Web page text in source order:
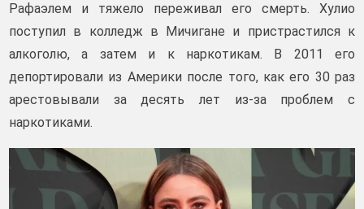
Рафаэлем и тяжело переживал его смерть. Хулио
поступил в колледж в Мичигане и пристрастился к
алкоголю, а затем и к наркотикам. В 2011 его
депортировали из Америки после того, как его 30 раз
арестовывали за десять лет из-за проблем с
наркотиками.